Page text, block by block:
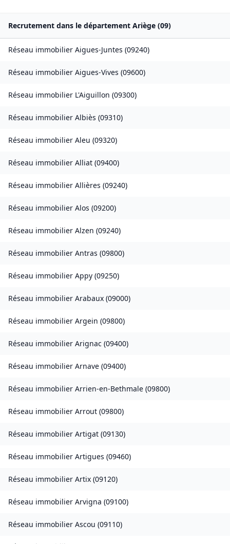
Recrutement dans le département Ariège (09)
Réseau immobilier Aigues-Juntes (09240)
Réseau immobilier Aigues-Vives (09600)
Réseau immobilier L'Aiguillon (09300)
Réseau immobilier Albiès (09310)
Réseau immobilier Aleu (09320)
Réseau immobilier Alliat (09400)
Réseau immobilier Allières (09240)
Réseau immobilier Alos (09200)
Réseau immobilier Alzen (09240)
Réseau immobilier Antras (09800)
Réseau immobilier Appy (09250)
Réseau immobilier Arabaux (09000)
Réseau immobilier Argein (09800)
Réseau immobilier Arignac (09400)
Réseau immobilier Arnave (09400)
Réseau immobilier Arrien-en-Bethmale (09800)
Réseau immobilier Arrout (09800)
Réseau immobilier Artigat (09130)
Réseau immobilier Artigues (09460)
Réseau immobilier Artix (09120)
Réseau immobilier Arvigna (09100)
Réseau immobilier Ascou (09110)